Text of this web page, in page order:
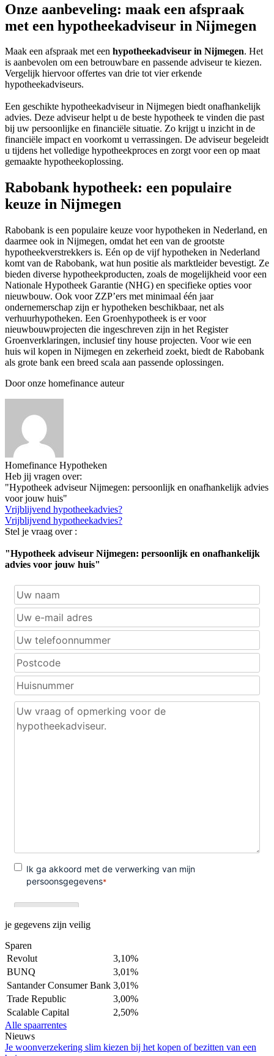
Onze aanbeveling: maak een afspraak
met een hypotheekadviseur in Nijmegen
Maak een afspraak met een hypotheekadviseur in Nijmegen. Het
is aanbevolen om een betrouwbare en passende adviseur te kiezen.
Vergelijk hiervoor offertes van drie tot vier erkende
hypotheekadviseurs.
Een geschikte hypotheekadviseur in Nijmegen biedt onafhankelijk
advies. Deze adviseur helpt u de beste hypotheek te vinden die past
bij uw persoonlijke en financiële situatie. Zo krijgt u inzicht in de
financiële impact en voorkomt u verrassingen. De adviseur begeleidt
u tijdens het volledige hypotheekproces en zorgt voor een op maat
gemaakte hypotheekoplossing.
Rabobank hypotheek: een populaire
keuze in Nijmegen
Rabobank is een populaire keuze voor hypotheken in Nederland, en
daarmee ook in Nijmegen, omdat het een van de grootste
hypotheekverstrekkers is. Eén op de vijf hypotheken in Nederland
komt van de Rabobank, wat hun positie als marktleider bevestigt. Ze
bieden diverse hypotheekproducten, zoals de mogelijkheid voor een
Nationale Hypotheek Garantie (NHG) en specifieke opties voor
nieuwbouw. Ook voor ZZP’ers met minimaal één jaar
ondernemerschap zijn er hypotheken beschikbaar, net als
verhuurhypotheken. Een Groenhypotheek is er voor
nieuwbouwprojecten die ingeschreven zijn in het Register
Groenverklaringen, inclusief tiny house projecten. Voor wie een
huis wil kopen in Nijmegen en zekerheid zoekt, biedt de Rabobank
als grote bank een breed scala aan passende oplossingen.
Door onze homefinance auteur
Homefinance Hypotheken
Heb jij vragen over:
"Hypotheek adviseur Nijmegen: persoonlijk en onafhankelijk advies
voor jouw huis"
Vrijblijvend hypotheekadvies?
Vrijblijvend hypotheekadvies?
Stel je vraag over :
"Hypotheek adviseur Nijmegen: persoonlijk en onafhankelijk
advies voor jouw huis"
je gegevens zijn veilig
Sparen
Revolut
3,10%
BUNQ
3,01%
Santander Consumer Bank 3,01%
Trade Republic
3,00%
Scalable Capital
2,50%
Alle spaarrentes
Nieuws
Je woonverzekering slim kiezen bij het kopen of bezitten van een